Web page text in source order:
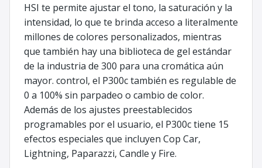
HSI te permite ajustar el tono, la saturación y la
intensidad, lo que te brinda acceso a literalmente
millones de colores personalizados, mientras
que también hay una biblioteca de gel estándar
de la industria de 300 para una cromática aún
mayor. control, el P300c también es regulable de
0 a 100% sin parpadeo o cambio de color.
Además de los ajustes preestablecidos
programables por el usuario, el P300c tiene 15
efectos especiales que incluyen Cop Car,
Lightning, Paparazzi, Candle y Fire.